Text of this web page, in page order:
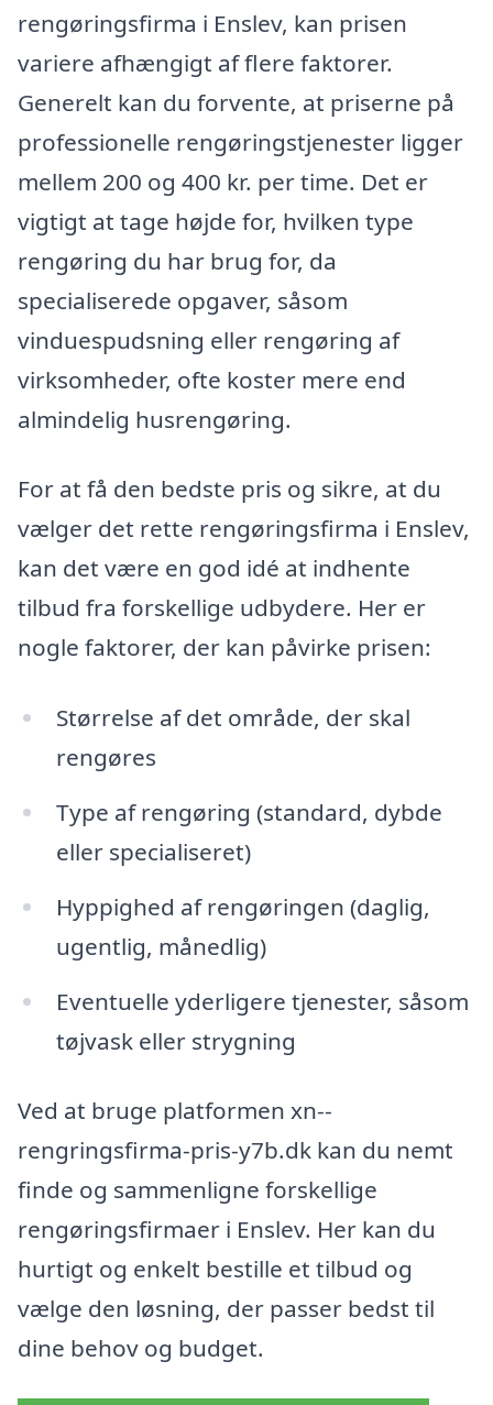
rengøringsfirma i Enslev, kan prisen
variere afhængigt af flere faktorer.
Generelt kan du forvente, at priserne på
professionelle rengøringstjenester ligger
mellem 200 og 400 kr. per time. Det er
vigtigt at tage højde for, hvilken type
rengøring du har brug for, da
specialiserede opgaver, såsom
vinduespudsning eller rengøring af
virksomheder, ofte koster mere end
almindelig husrengøring.
For at få den bedste pris og sikre, at du
vælger det rette rengøringsfirma i Enslev,
kan det være en god idé at indhente
tilbud fra forskellige udbydere. Her er
nogle faktorer, der kan påvirke prisen:
Størrelse af det område, der skal
rengøres
Type af rengøring (standard, dybde
eller specialiseret)
Hyppighed af rengøringen (daglig,
ugentlig, månedlig)
Eventuelle yderligere tjenester, såsom
tøjvask eller strygning
Ved at bruge platformen xn--
rengringsfirma-pris-y7b.dk kan du nemt
finde og sammenligne forskellige
rengøringsfirmaer i Enslev. Her kan du
hurtigt og enkelt bestille et tilbud og
vælge den løsning, der passer bedst til
dine behov og budget.